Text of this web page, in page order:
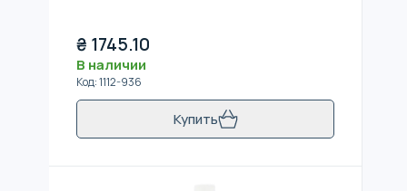
₴ 1745.10
В наличии
Код:1112-936
Купить